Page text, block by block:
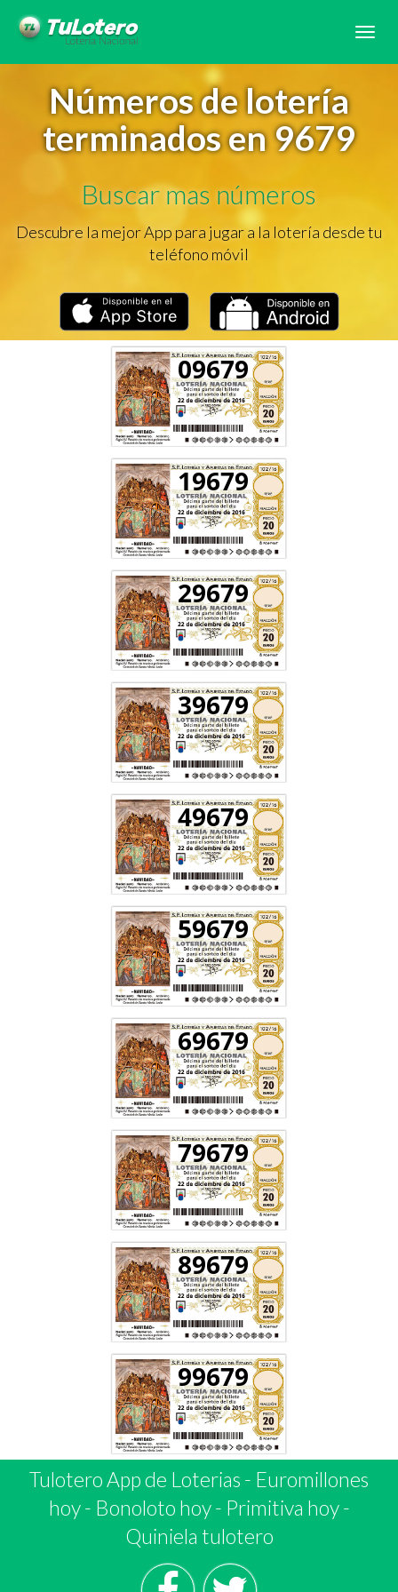
Números de lotería
terminados en 9679
Buscar mas números
Descubre la mejor App para jugar a la lotería desde tu
teléfono móvil
09679
19679
29679
39679
49679
59679
69679
79679
89679
99679
Tulotero App de Loterias - Euromillones
hoy- Bonoloto hoy- Primitiva hoy-
Quiniela tulotero